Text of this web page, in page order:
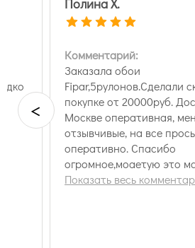
Полина Х.
Комментарий:
Заказала обои
Fipar,5рулонов.Сделали
покупке от 20000руб.
Москве оперативная,
отзывчивые, на все
оперативно. Спасибо
огромное,моаетую это
Показать весь
<